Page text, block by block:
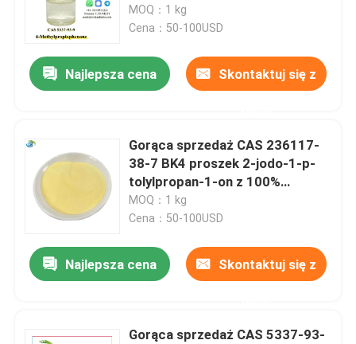
w magazynie z szybką
bezpieczną wysyłką
MOQ：1 kg
Cena：50-100USD
Najlepsza cena Skontaktuj się z
Gorąca sprzedaż CAS 236117-
38-7 BK4 proszek 2-jodo-1-p-
tolylpropan-1-on z 100%
bezpieczną i szybką dostawą
MOQ：1 kg
Cena：50-100USD
Najlepsza cena Skontaktuj się z
Gorąca sprzedaż CAS 5337-93-